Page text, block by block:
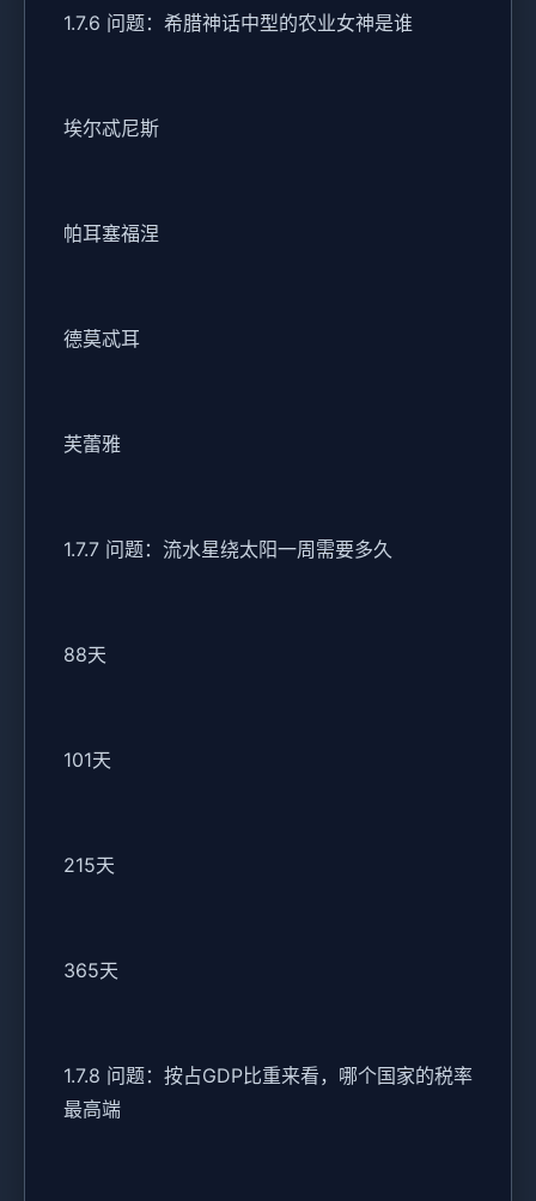
1.7.6 问题：希腊神话中型的农业女神是谁
埃尔忒尼斯
帕耳塞福涅
德莫忒耳
芙蕾雅
1.7.7 问题：流水星绕太阳一周需要多久
88天
101天
215天
365天
1.7.8 问题：按占GDP比重来看，哪个国家的税率
最高端